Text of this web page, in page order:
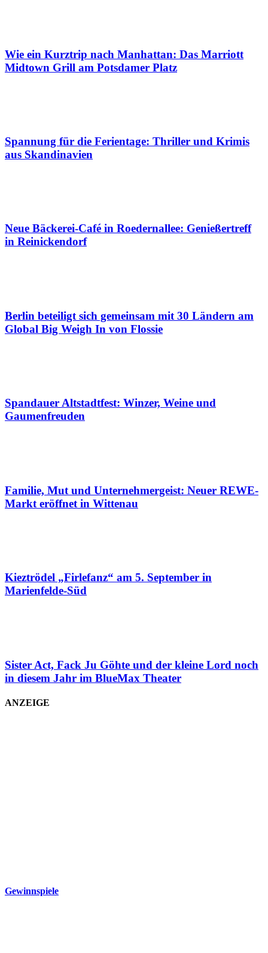
Wie ein Kurztrip nach Manhattan: Das Marriott
Midtown Grill am Potsdamer Platz
Spannung für die Ferientage: Thriller und Krimis
aus Skandinavien
Neue Bäckerei-Café in Roedernallee: Genießertreff
in Reinickendorf
Berlin beteiligt sich gemeinsam mit 30 Ländern am
Global Big Weigh In von Flossie
Spandauer Altstadtfest: Winzer, Weine und
Gaumenfreuden
Familie, Mut und Unternehmergeist: Neuer REWE-
Markt eröffnet in Wittenau
Kieztrödel „Firlefanz“ am 5. September in
Marienfelde-Süd
Sister Act, Fack Ju Göhte und der kleine Lord noch
in diesem Jahr im BlueMax Theater
ANZEIGE
Gewinnspiele